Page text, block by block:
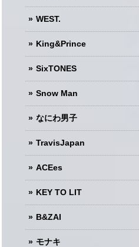
WEST.
King&Prince
SixTONES
Snow Man
なにわ男子
TravisJapan
ACEes
KEY TO LIT
B&ZAI
モナキ